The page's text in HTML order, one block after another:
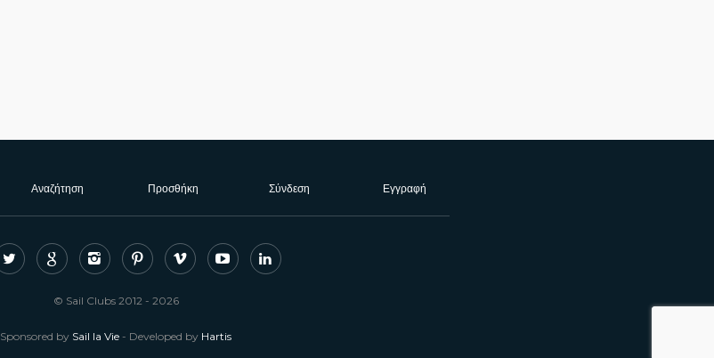
Αναζήτηση Προσθήκη Σύνδεση Εγγραφή
© Sail Clubs 2012 - 2026
Sponsored by Sail la Vie - Developed by Hartis